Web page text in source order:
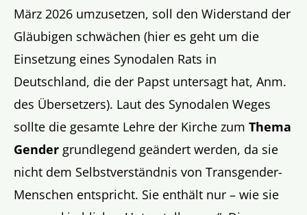
März 2026 umzusetzen, soll den Widerstand der
Gläubigen schwächen (hier es geht um die
Einsetzung eines Synodalen Rats in
Deutschland, die der Papst untersagt hat, Anm.
des Übersetzers). Laut des Synodalen Weges
sollte die gesamte Lehre der Kirche zum Thema
Gender grundlegend geändert werden, da sie
nicht dem Selbstverständnis von Transgender-
Menschen entspricht. Sie enthält nur – wie sie